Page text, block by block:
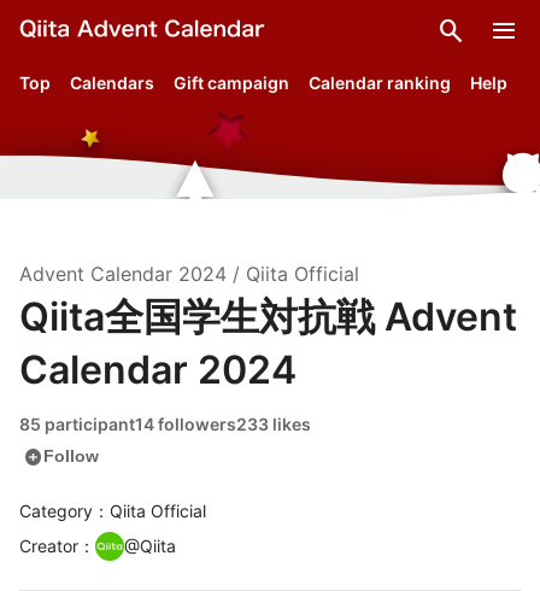
search menu
Top Calendars Gift campaign Calendar ranking Help
Advent Calendar 2024 / Qiita Official
Qiita全国学生対抗戦 Advent
Calendar 2024
85 participant14 followers233 likes
add_circleFollow
Category：Qiita Official
Creator ： @Qiita